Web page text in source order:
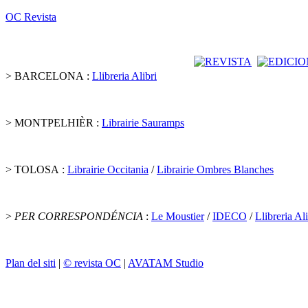
OC Revista
> BARCELONA : Llibreria Alibri
> MONTPELHIÈR : Librairie Sauramps
> TOLOSA : Librairie Occitania /Librairie Ombres Blanches
> PER CORRESPONDÉNCIA : Le Moustier/IDECO /Llibreria
Plan del siti | © revista OC | AVATAM Studio